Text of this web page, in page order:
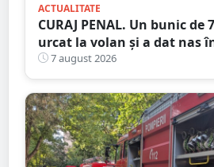
ACTUALITATE
CURAJ PENAL. Un bunic de
urcat la volan și a dat nas
Satu Mare
7 august 2026